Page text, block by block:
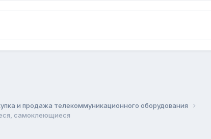
и продажа телекоммуникационного оборудования
самоклеющиеся